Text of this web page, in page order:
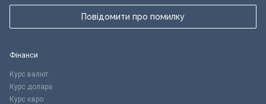
Повідомити про помилку
Фінанси
Курс валют
Курс долара
Курс євро